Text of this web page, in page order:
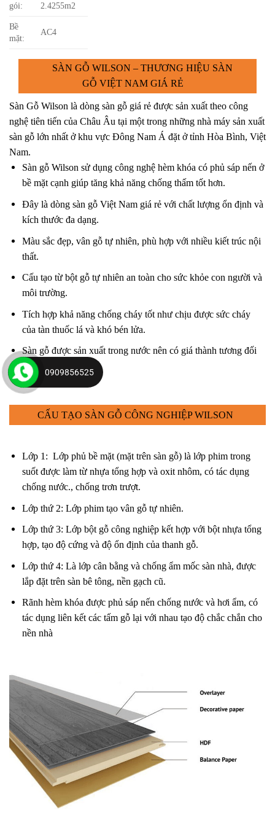
gói:
2.4255m2
Bề
mặt:
AC4
SÀN GỖ WILSON – THƯƠNG HIỆU SÀN
GỖ VIỆT NAM GIÁ RẺ
Sàn Gỗ Wilson là dòng sàn gỗ giá rẻ được sản xuất theo công
nghệ tiên tiến của Châu Âu tại một trong những nhà máy sản xuất
sàn gỗ lớn nhất ở khu vực Đông Nam Á đặt ở tỉnh Hòa Bình, Việt
Nam.
Sàn gỗ Wilson sử dụng công nghệ hèm khóa có phủ sáp nến ở
bề mặt cạnh giúp tăng khả năng chống thấm tốt hơn.
Đây là dòng sàn gỗ Việt Nam giá rẻ với chất lượng ổn định và
kích thước đa dạng.
Màu sắc đẹp, vân gỗ tự nhiên, phù hợp với nhiều kiết trúc nội
thất.
Cấu tạo từ bột gỗ tự nhiên an toàn cho sức khỏe con người và
môi trường.
Tích hợp khả năng chống cháy tốt như chịu được sức cháy
của tàn thuốc lá và khó bén lửa.
Sàn gỗ được sản xuất trong nước nên có giá thành tương đối
rẻ.
CẤU TẠO SÀN GỖ CÔNG NGHIỆP WILSON
Lớp 1: Lớp phủ bề mặt (mặt trên sàn gỗ) là lớp phim trong
suốt được làm từ nhựa tổng hợp và oxit nhôm, có tác dụng
chống nước., chống trơn trượt.
Lớp thứ 2: Lớp phim tạo vân gỗ tự nhiên.
Lớp thứ 3: Lớp bột gỗ công nghiệp kết hợp với bột nhựa tổng
hợp, tạo độ cứng và độ ổn định của thanh gỗ.
Lớp thứ 4: Là lớp cân bằng và chống ẩm mốc sàn nhà, được
lắp đặt trên sàn bê tông, nền gạch cũ.
Rãnh hèm khóa được phủ sáp nến chống nước và hơi ẩm, có
tác dụng liên kết các tấm gỗ lại với nhau tạo độ chắc chắn cho
nền nhà
0909856525